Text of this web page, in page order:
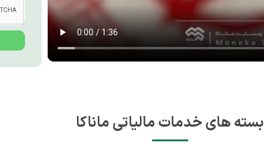
بسته های خدمات مالیاتی ماناکا